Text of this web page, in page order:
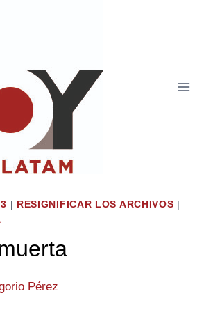
| RESIGNIFICAR LOS ARCHIVOS |
Pérez